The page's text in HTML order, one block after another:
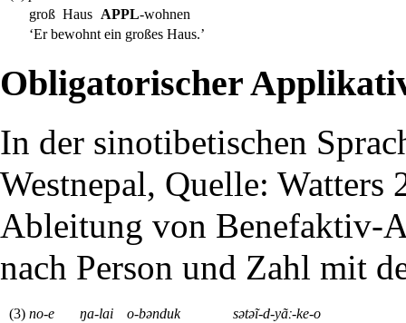
groß Haus APPL-wohnen
‘Er bewohnt ein großes Haus.’
Obligatorischer
In der sinotibetischen
Westnepal, Quelle:
Ableitung von Benefaktiv-
nach Person und Zahl mit
(3) no-e ŋa-lai o-bənduk
sətəĩ-d-yãː-ke-o